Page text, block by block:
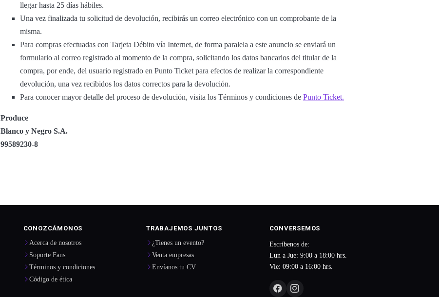
llegar hasta 25 días hábiles.
Una vez finalizada tu solicitud de devolución, recibirás un correo electrónico con un comprobante de la
misma.
Para compras efectuadas con Tarjeta Débito vía Internet, de forma paralela a este anuncio se enviará un
formulario al correo registrado al momento de la compra, solicitando los datos bancarios del titular de la
compra, por ende, del usuario registrado en Punto Ticket para efectos de realizar la correspondiente
devolución, una vez recibidos los datos correctos para la devolución.
Para conocer mayor detalle del proceso de devolución, visita los Términos y condiciones de Punto Ticket.
Produce
Blanco y Negro S.A.
99589230-8
CONOZCÁMONOS
Acerca de nosotros
Soporte Fans
Términos y condiciones
Código de ética
TRABAJEMOS JUNTOS
¿Tienes un evento?
Venta empresas
Envíanos tu CV
CONVERSEMOS
Escríbenos de:
Lun a Jue: 9:00 a 18:00 hrs.
Vie: 09:00 a 16:00 hrs.